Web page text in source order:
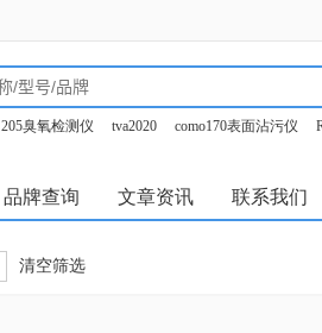
205臭氧检测仪 tva2020 como170表面沾污仪
品牌查询 文章资讯 联系我们
清空筛选